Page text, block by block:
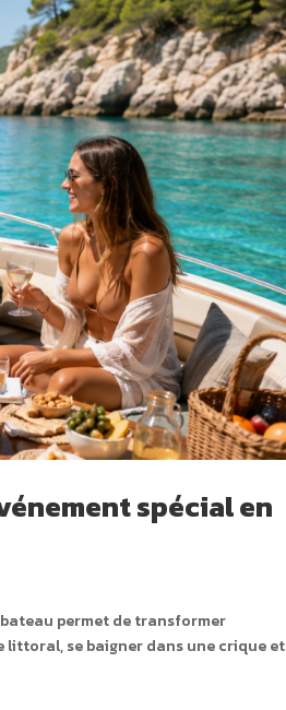
spécial en
permet de transformer
littoral, se baigner dans une crique et